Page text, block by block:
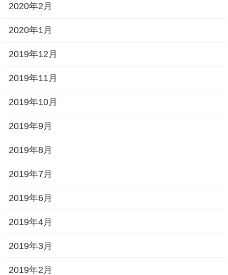
2020年2月
2020年1月
2019年12月
2019年11月
2019年10月
2019年9月
2019年8月
2019年7月
2019年6月
2019年4月
2019年3月
2019年2月